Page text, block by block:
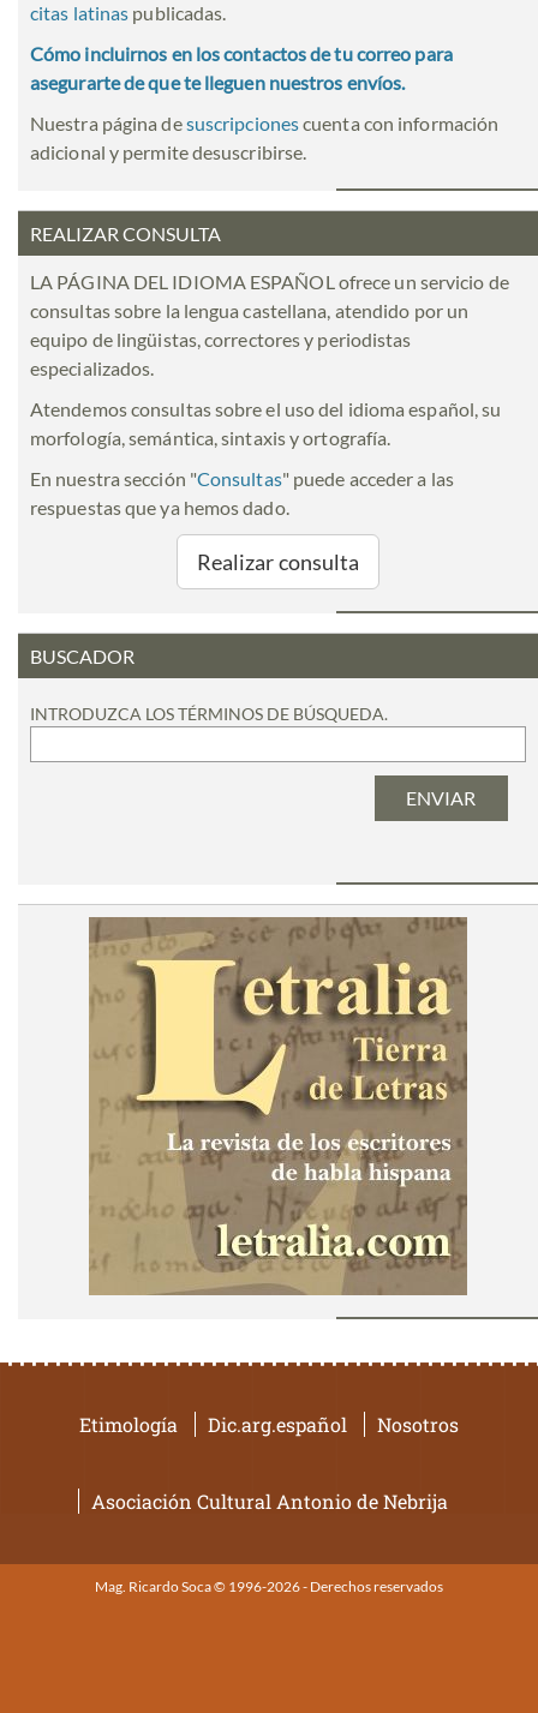
citas latinas publicadas.
Cómo incluirnos en los contactos de tu correo para
asegurarte de que te lleguen nuestros envíos.
Nuestra página desuscripcionescuenta con información
adicional y permite desuscribirse.
REALIZAR CONSULTA
LA PÁGINA DEL IDIOMA ESPAÑOL ofrece un servicio de
consultas sobre la lengua castellana, atendido por un
equipo de lingüistas, correctores y periodistas
especializados.
Atendemos consultas sobre el uso del idioma español, su
morfología, semántica, sintaxis y ortografía.
En nuestra sección "Consultas" puede acceder a las
respuestas que ya hemos dado.
Realizar consulta
BUSCADOR
INTRODUZCA LOS TÉRMINOS DE BÚSQUEDA.
Etimología Dic.arg.español Nosotros
Asociación Cultural Antonio de Nebrija
Mag. Ricardo Soca © 1996-2026 - Derechos reservados